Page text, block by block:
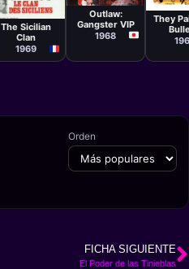
Henri Verneuil
The Sicilian
Clan
1969
Masuda
Outlaw:
Gangster VIP
1968
Julio
They
Orden
FICHA SIGUIENTE
El Poder de las Tinieblas